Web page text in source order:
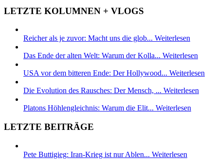
LETZTE KOLUMNEN + VLOGS
Reicher als je zuvor: Macht uns die glob... Weiterlesen
Das Ende der alten Welt: Warum der Kolla... Weiterlesen
USA vor dem bitteren Ende: Der Hollywood... Weiterlesen
Die Evolution des Rausches: Der Mensch, ... Weiterlesen
Platons Höhlengleichnis: Warum die Elit... Weiterlesen
LETZTE BEITRÄGE
Pete Buttigieg: Iran-Krieg ist nur Ablen... Weiterlesen